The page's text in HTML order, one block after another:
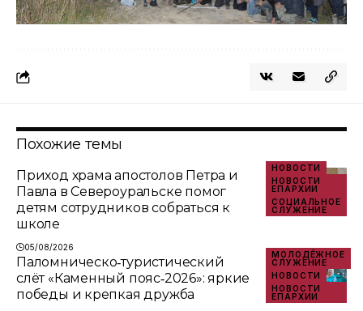
Похожие темы
НОВОСТИ
НОВОСТИ
ЕПАРХИИ
СОЦИАЛЬНОЕ
СЛУЖЕНИЕ
Приход храма апостолов Петра и
Павла в Североуральске помог
детям сотрудников собраться к
школе
05/08/2026
МОЛОДЁЖНОЕ
СЛУЖЕНИЕ
НОВОСТИ
НОВОСТИ
ЕПАРХИИ
Паломническо‑туристический
слёт «Каменный пояс‑2026»: яркие
победы и крепкая дружба